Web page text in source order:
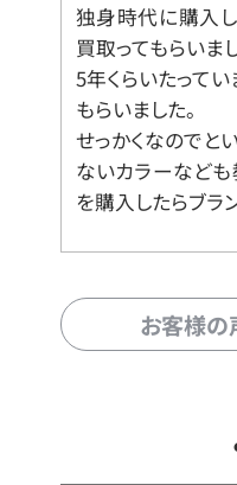
独身時代に購入
買取ってもらいま
5年くらいたって
もらいました。
せっかくなのでと
ないカラーなども
を購入したらブラ
お客様